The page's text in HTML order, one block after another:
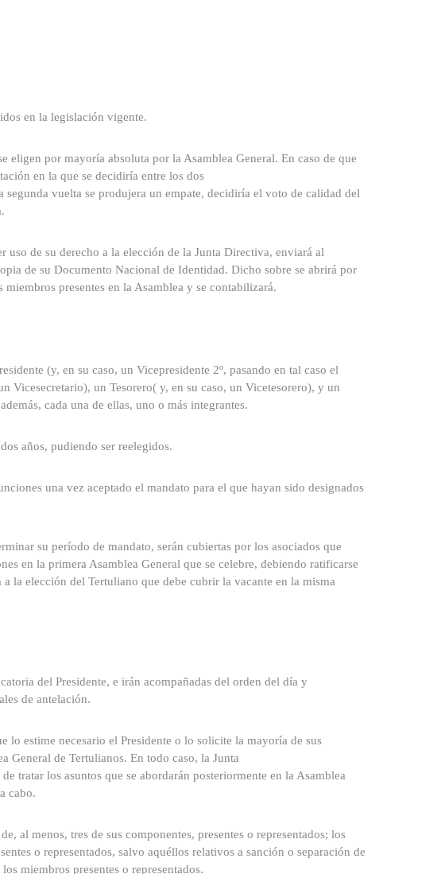
en la legislación vigente.
eligen por mayoría absoluta por la Asamblea General. En caso de que
en la que se decidiría entre los dos
segunda vuelta se produjera un empate, decidiría el voto de calidad del
uso de su derecho a la elección de la Junta Directiva, enviará al
de su Documento Nacional de Identidad. Dicho sobre se abrirá por
presentes en la Asamblea y se contabilizará.
(y, en su caso, un Vicepresidente 2º, pasando en tal caso el
Vicesecretario), un Tesorero( y, en su caso, un Vicetesorero), y un
cada una de ellas, uno o más integrantes.
años, pudiendo ser reelegidos.
una vez aceptado el mandato para el que hayan sido designados
su período de mandato, serán cubiertas por los asociados que
en la primera Asamblea General que se celebre, debiendo ratificarse
la elección del Tertuliano que debe cubrir la vacante en la misma
del Presidente, e irán acompañadas del orden del día y
de antelación.
lo estime necesario el Presidente o lo solicite la mayoría de sus
General de Tertulianos. En todo caso, la Junta
tratar los asuntos que se abordarán posteriormente en la Asamblea
cabo.
al menos, tres de sus componentes, presentes o representados; los
o representados, salvo aquéllos relativos a sanción o separación de
miembros presentes o representados.